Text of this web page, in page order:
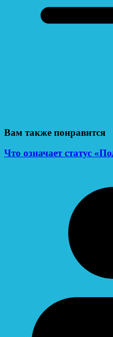
Вам также понравится
Что означает статус